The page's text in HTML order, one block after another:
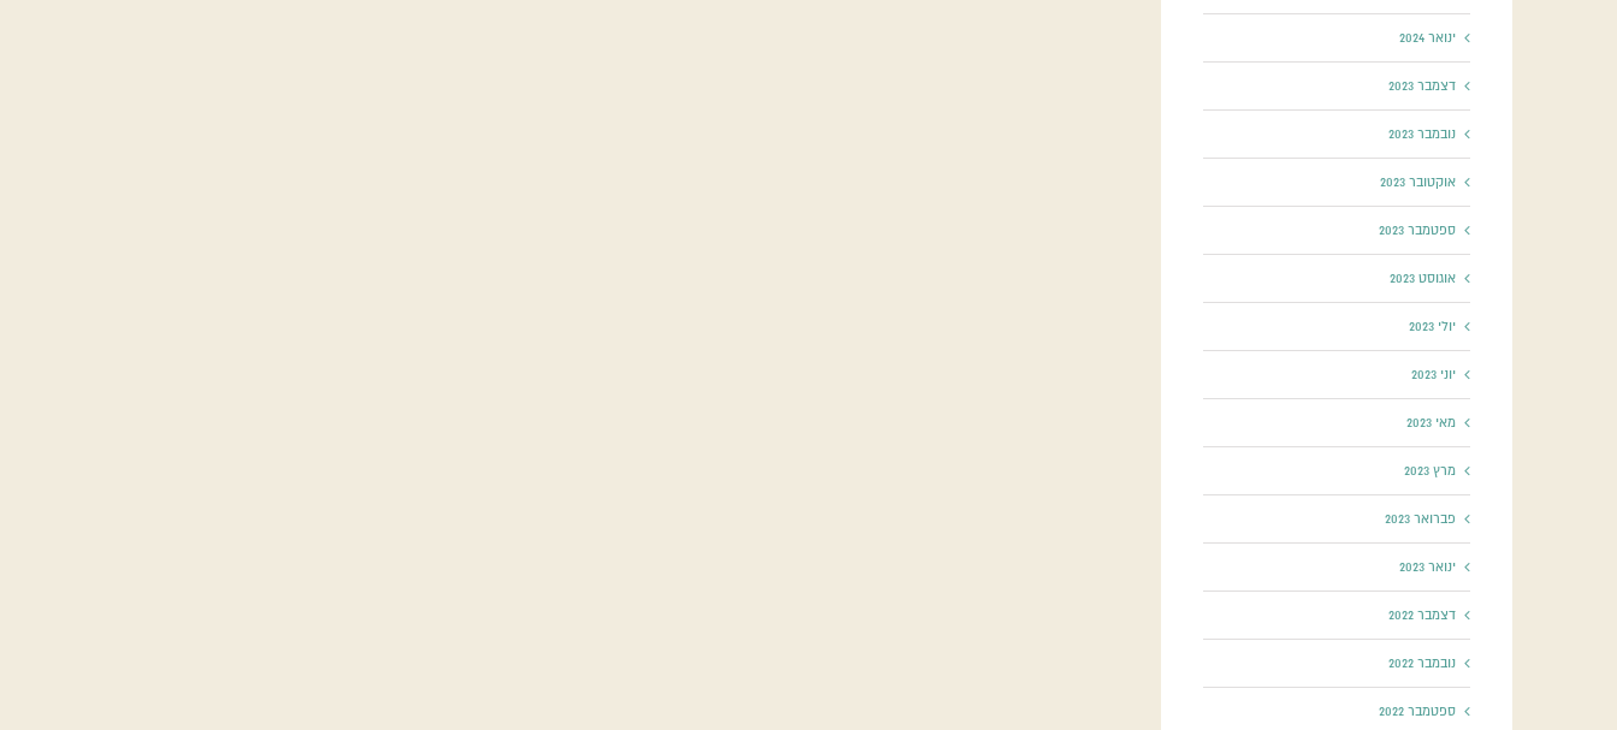
ינואר 2024
דצמבר 2023
נובמבר 2023
אוקטובר 2023
ספטמבר 2023
אוגוסט 2023
יולי 2023
יוני 2023
מאי 2023
מרץ 2023
פברואר 2023
ינואר 2023
דצמבר 2022
נובמבר 2022
ספטמבר 2022